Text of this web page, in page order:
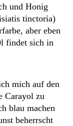
und Honig
tinctoria)
aber eben
findet sich in
mich auf den
Carayol zu
blau machen
beherrscht